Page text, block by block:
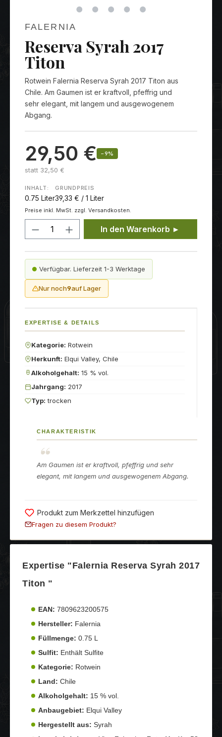
FALERNIA
Reserva Syrah 2017
Titon
Rotwein Falernia Reserva Syrah 2017 Titon aus
Chile. Am Gaumen ist er kraftvoll, pfeffrig und
sehr elegant, mit langem und ausgewogenem
Abgang.
29,50 € −9%
statt 32,50 €
INHALT:
0.75 Liter
GRUNDPREIS
39,33 € / 1 Liter
Preise inkl. MwSt. zzgl. Versandkosten.
Produkt Anzahl: Gib den
In den Warenkorb ►
Verfügbar. Lieferzeit 1-3 Werktage
Nur noch9auf Lager
EXPERTISE & DETAILS
Kategorie: Rotwein
Herkunft: Elqui Valley, Chile
Alkoholgehalt: 15 % vol.
Jahrgang: 2017
Typ: trocken
CHARAKTERISTIK
Am Gaumen ist er kraftvoll, pfeffrig und sehr
elegant, mit langem und ausgewogenem Abgang.
Produkt zum Merkzettel hinzufügen
Fragen zu diesem Produkt?
Expertise "Falernia Reserva Syrah 2017
Titon "
EAN: 7809623200575
Hersteller: Falernia
Füllmenge: 0.75 L
Sulfit: Enthält Sulfite
Kategorie: Rotwein
Land: Chile
Alkoholgehalt: 15 % vol.
Anbaugebiet: Elqui Valley
Hergestellt aus: Syrah